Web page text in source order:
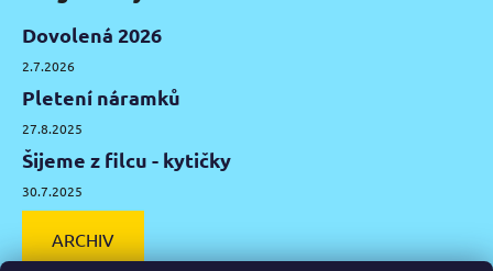
Dovolená 2026
2.7.2026
Pletení náramků
27.8.2025
Šijeme z filcu - kytičky
30.7.2025
ARCHIV